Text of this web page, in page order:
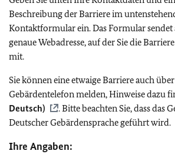
Beschreibung der Barriere im
Kontaktformular ein. Das Formular
genaue Webadresse, auf der Sie die
mit.
Sie können eine etwaige Barriere auch
Gebärdentelefon melden, Hinweise dazu
Deutsch)
. Bitte beachten Sie, dass das
Deutscher Gebärdensprache geführt wird.
Ihre Angaben: